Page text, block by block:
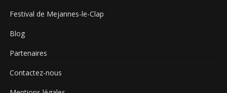
Festival de Mejannes-le-Clap
Blog
Partenaires
Contactez-nous